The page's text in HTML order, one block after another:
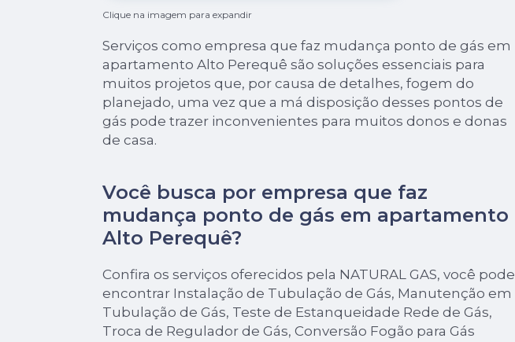
Clique na imagem para expandir
Serviços como empresa que faz mudança ponto de gás em
apartamento Alto Perequê são soluções essenciais para
muitos projetos que, por causa de detalhes, fogem do
planejado, uma vez que a má disposição desses pontos de
gás pode trazer inconvenientes para muitos donos e donas
de casa.
Você busca por empresa que faz
mudança ponto de gás em apartamento
Alto Perequê?
Confira os serviços oferecidos pela NATURAL GAS, você pode
encontrar Instalação de Tubulação de Gás, Manutenção em
Tubulação de Gás, Teste de Estanqueidade Rede de Gás,
Troca de Regulador de Gás, Conversão Fogão para Gás